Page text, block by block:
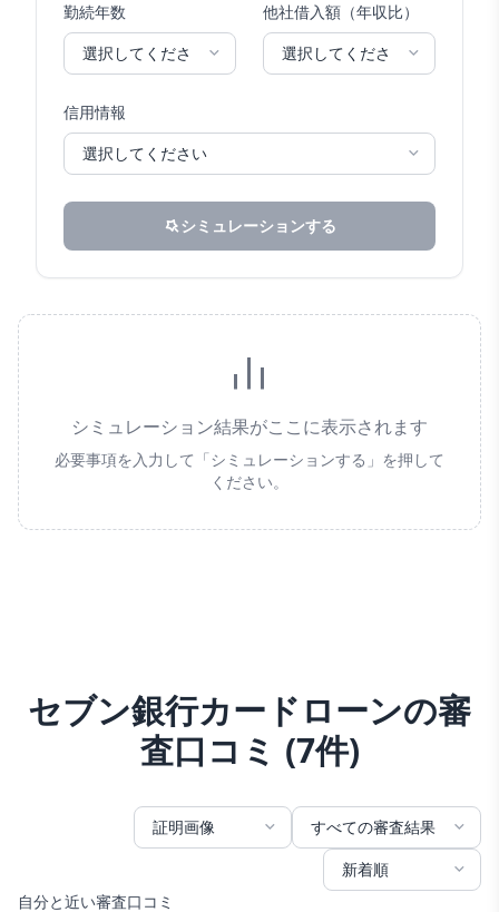
勤続年数 他社借入額（年収比）
信用情報
シミュレーションする
シミュレーション結果がここに表示されます
必要事項を入力して「シミュレーションする」を押して
ください。
セブン銀行カードローンの審
査口コミ (7件)
自分と近い審査口コミ